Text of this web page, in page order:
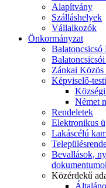
Alapítvány
Szálláshelyek
Vállalkozók
Önkormányzat
Balatoncsicsó
Zánkai
Képviselő-
Német
Rendeletek
Elektronikus
Lakáscélú
Bevallások,
Közérdekű